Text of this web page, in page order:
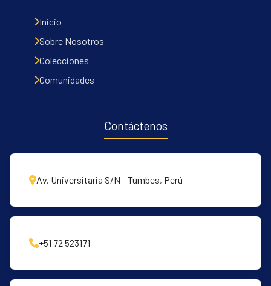
Inicio
Sobre Nosotros
Colecciones
Comunidades
Contáctenos
Av. Universitaria S/N - Tumbes, Perú
+51 72 523171